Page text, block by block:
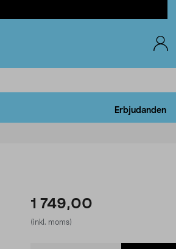
Erbjudanden
1 749,00
(inkl. moms)